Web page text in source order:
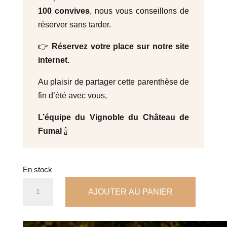
100 convives, nous vous conseillons de
réserver sans tarder.
👉
Réservez votre place sur notre site
internet.
Au plaisir de partager cette parenthèse de
fin d’été avec vous,
L’équipe du Vignoble du Château de
Fumal 🍾
En stock
dîner
AJOUTER AU PANIER